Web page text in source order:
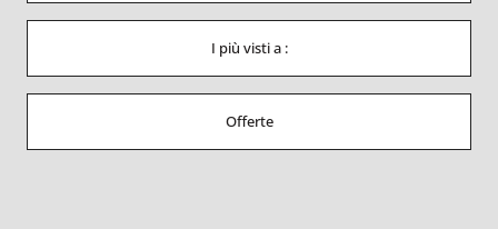
I più visti a :
Offerte